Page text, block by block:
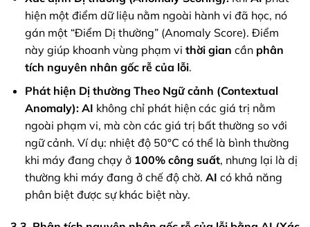
hiện một điểm dữ liệu nằm ngoài hành vi đã học, nó
gán một “Điểm Dị thường” (Anomaly Score). Điểm
này giúp khoanh vùng phạm vi thời gian cần phân
tích nguyên nhân gốc rễ của lỗi.
Phát hiện Dị thường Theo Ngữ cảnh (Contextual
Anomaly): AI không chỉ phát hiện các giá trị nằm
ngoài phạm vi, mà còn các giá trị bất thường so với
ngữ cảnh. Ví dụ: nhiệt độ 50°C có thể là bình thường
khi máy đang chạy ở 100% công suất, nhưng lại là dị
thường khi máy đang ở chế độ chờ. AI có khả năng
phân biệt được sự khác biệt này.